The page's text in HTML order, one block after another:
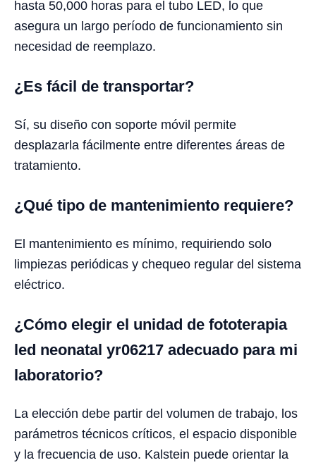
hasta 50,000 horas para el tubo LED, lo que
asegura un largo período de funcionamiento sin
necesidad de reemplazo.
¿Es fácil de transportar?
Sí, su diseño con soporte móvil permite
desplazarla fácilmente entre diferentes áreas de
tratamiento.
¿Qué tipo de mantenimiento requiere?
El mantenimiento es mínimo, requiriendo solo
limpiezas periódicas y chequeo regular del sistema
eléctrico.
¿Cómo elegir el unidad de fototerapia
led neonatal yr06217 adecuado para mi
laboratorio?
La elección debe partir del volumen de trabajo, los
parámetros técnicos críticos, el espacio disponible
y la frecuencia de uso. Kalstein puede orientar la